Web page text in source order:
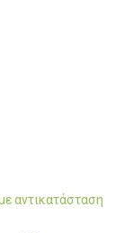
αντικατάσταση